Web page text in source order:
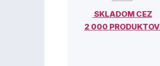
SKLADOM CEZ
2 000 PRODUKTOV